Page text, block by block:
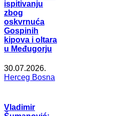
ispitivanju
zbog
oskvrnuća
Gospinih
kipova i oltara
u Međugorju
30.07.2026.
Herceg Bosna
Vladimir